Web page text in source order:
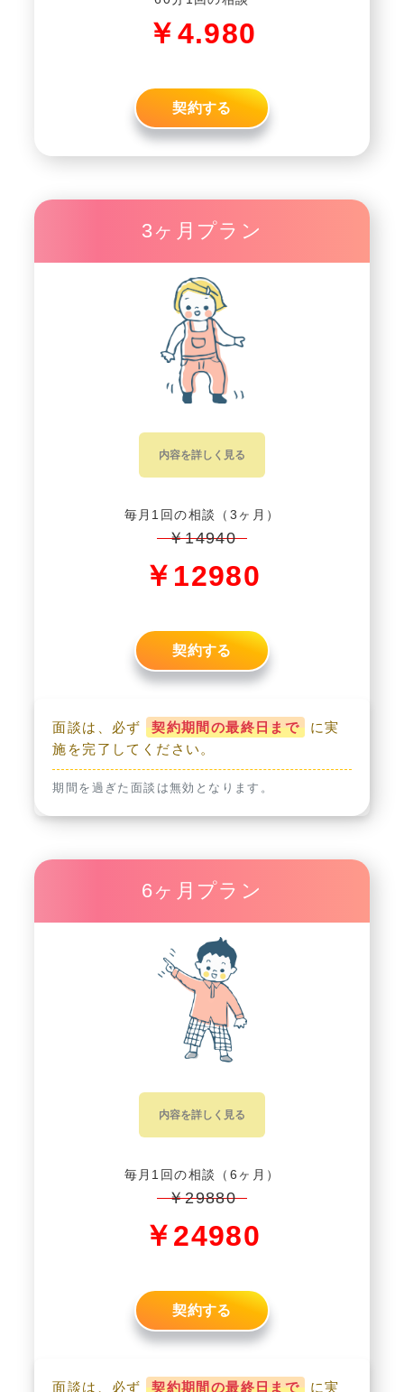
￥4.980
契約する
3ヶ月プラン
内容を詳しく見る
毎月1回の相談（3ヶ月）
￥14940
￥12980
契約する
面談は、必ず 契約期間の最終日まで
に実
施を完了してください。
期間を過ぎた面談は無効となります。
6ヶ月プラン
内容を詳しく見る
毎月1回の相談（6ヶ月）
￥29880
￥24980
契約する
面談は、必ず 契約期間の最終日まで
に実